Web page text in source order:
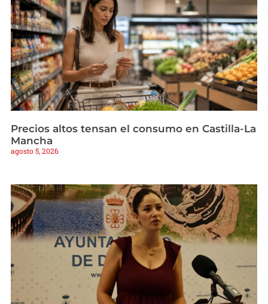
Precios altos tensan el consumo en Castilla-La
Mancha
agosto 5, 2026